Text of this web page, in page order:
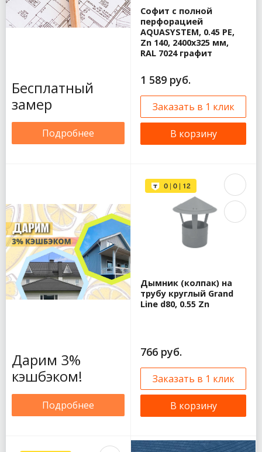
150/100
Водосточная
система
Aquasystem PU
Водосточная
Aquasystem PU
Временный
водосток
Aquasystem
Альта Профиль
Стандарт
Металл Профиль
Foramina
(Престиж)
125/100
Металл Профиль
Foramina
(Престиж)
150/100
Металл Профиль
Бюджет
(прямоугольный)
Металл Профиль
металлический
Промышленный
металлический
водосток
Бесплатный
замер
Подробнее
Софит с полной
перфорацией
AQUASYSTEM, 0.45 PE,
Zn 140, 2400x325 мм,
RAL 7024 графит
1 589 руб.
Заказать в 1 клик
В корзину
Дарим 3%
кэшбэком!
Подробнее
Дымник (колпак) на
трубу круглый Grand
Line d80, 0.55 Zn
766 руб.
Заказать в 1 клик
В корзину